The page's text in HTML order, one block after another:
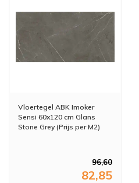
Vloertegel ABK Imoker
Sensi 60x120 cm Glans
Stone Grey (Prijs per M2)
96,60
82,85